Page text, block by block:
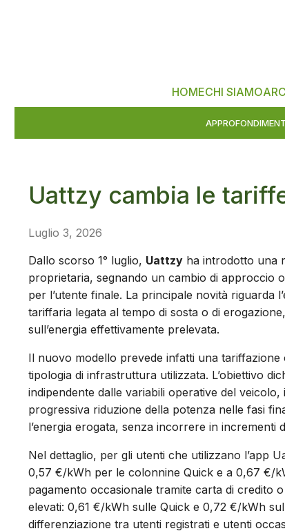
HOMECHI SIAMO
Uattzy cambia le
Luglio 3, 2026
Dallo scorso 1° luglio, Uattzy ha introdotto una
proprietaria, segnando un cambio di approccio
per l’utente finale. La principale novità riguarda
tariffaria legata al tempo di sosta o di
sull’energia effettivamente prelevata.
Il nuovo modello prevede infatti una
tipologia di infrastruttura utilizzata. L’obiettivo
indipendente dalle variabili operative del
progressiva riduzione della potenza nelle fasi
l’energia erogata, senza incorrere in incrementi
Nel dettaglio, per gli utenti che utilizzano l’app
0,57 €/kWh per le colonnine Quick e a 0,67 €/
pagamento occasionale tramite carta di credito
elevati: 0,61 €/kWh sulle Quick e 0,72 €/kWh
differenziazione tra utenti registrati e utenti